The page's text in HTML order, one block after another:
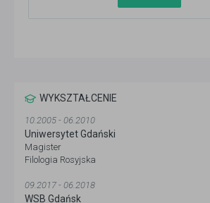
WYKSZTAŁCENIE
10.2005 - 06.2010
Uniwersytet Gdański
Magister
Filologia Rosyjska
09.2017 - 06.2018
WSB Gdańsk